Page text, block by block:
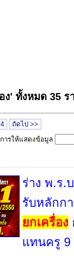
ง' ทั้งหมด 35 ร
4
ถัดไป >>
ารให้แสดงข้อมูล
ร่าง พ.ร.
รับหลักก
ยกเครื่อง
แทนครู 9